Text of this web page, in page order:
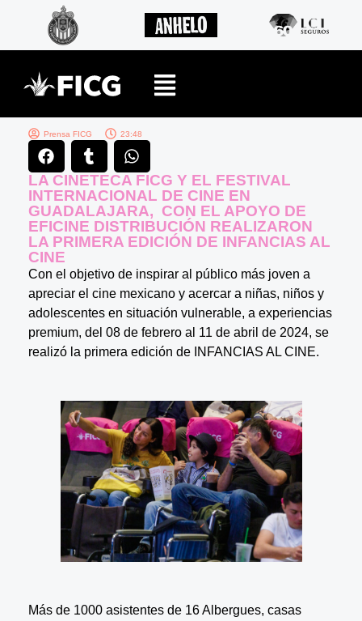
Prensa FICG 23:48
LA CINETECA FICG Y EL FESTIVAL
INTERNACIONAL DE CINE EN
GUADALAJARA, CON EL APOYO DE
EFICINE DISTRIBUCIÓN REALIZARON
LA PRIMERA EDICIÓN DE INFANCIAS AL
CINE
Con el objetivo de inspirar al público más joven a
apreciar el cine mexicano y acercar a niñas, niños y
adolescentes en situación vulnerable, a experiencias
premium, del 08 de febrero al 11 de abril de 2024, se
realizó la primera edición de INFANCIAS AL CINE.
Más de 1000 asistentes de 16 Albergues, casas